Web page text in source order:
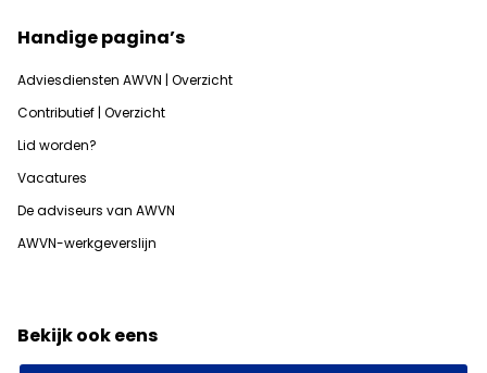
Handige pagina’s
Adviesdiensten AWVN | Overzicht
Contributief | Overzicht
Lid worden?
Vacatures
De adviseurs van AWVN
AWVN-werkgeverslijn
Bekijk ook eens